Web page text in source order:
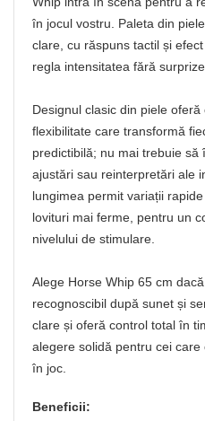
în jocul vostru. Paleta din
clare, cu răspuns tactil și
regla intensitatea fără surprize.
Designul clasic din piele
flexibilitate care transformă
predictibilă; nu mai trebuie să
ajustări sau reinterpretări ale
lungimea permit variații
lovituri mai ferme, pentru un
nivelului de stimulare.
Alege Horse Whip 65 cm
recognoscibil după sunet și
clare și oferă control total în
alegere solidă pentru cei
în joc.
Beneficii: